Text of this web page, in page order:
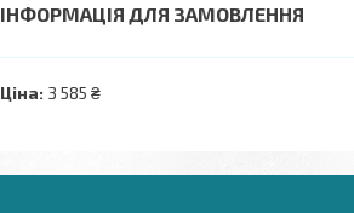
ІНФОРМАЦІЯ ДЛЯ ЗАМОВЛЕННЯ
Ціна: 3 585 ₴